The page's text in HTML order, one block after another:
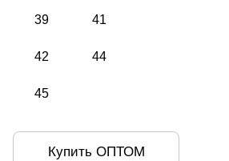
39 41
42 44
45
Купить ОПТОМ